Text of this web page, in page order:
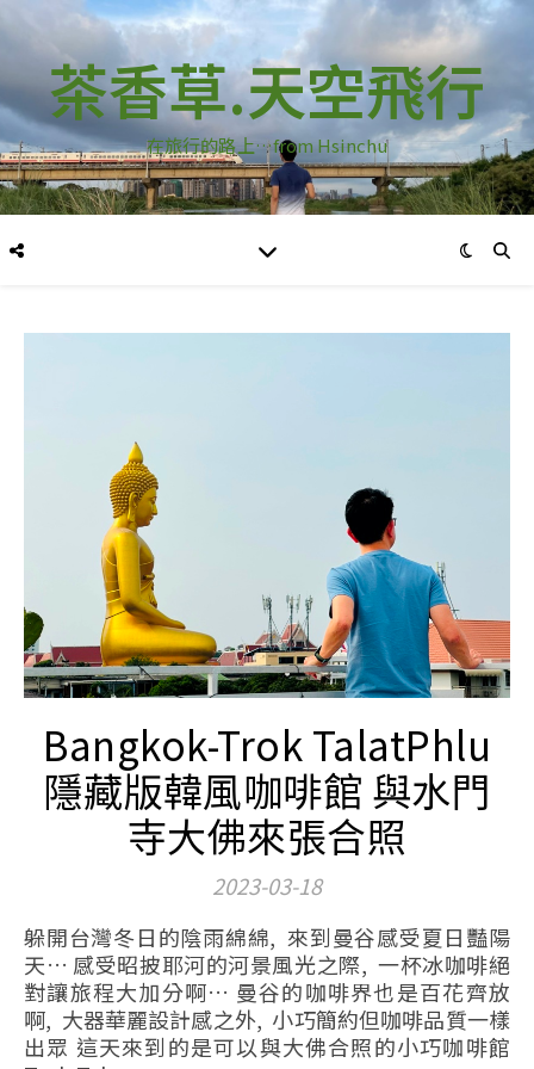
茶香草.天空飛行
在旅行的路上…from Hsinchu
Bangkok-Trok TalatPhlu
隱藏版韓風咖啡館 與水門
寺大佛來張合照
2023-03-18
躲開台灣冬日的陰雨綿綿, 來到曼谷感受夏日豔陽
天… 感受昭披耶河的河景風光之際, 一杯冰咖啡絕
對讓旅程大加分啊… 曼谷的咖啡界也是百花齊放
啊, 大器華麗設計感之外, 小巧簡約但咖啡品質一樣
出眾 這天來到的是可以與大佛合照的小巧咖啡館